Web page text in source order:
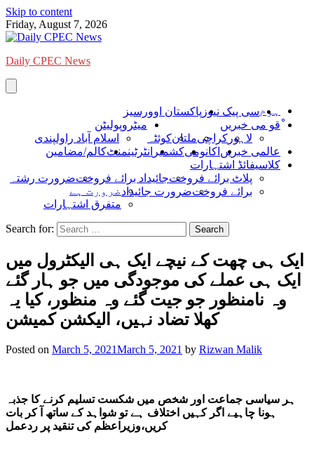
Skip to content
Friday, August 7, 2026
Daily CPEC News
ہومسی پیک نیوز پاکستان اوورسیز
ْقو می خبریں
لاہور کراچیملتانکوئٹہ
میٹروپولیٹن
اسلام آباد راولپندی
عالمی خبریں اکانومیکشمیر انٹرٹینمنٹکالم/مضامین
کلاسیفائڈ اشتہارات
پلاٹ برائے فروختجائیداد برائے فروختضرورت رشتہ
برائے فروختضرورت جائیدادضرورت ہے
متفرق اشتہارات
Search for:
ایک ہی چھت کے نیچے ایک ہی الیکٹرول میں
ایک ہی عملے کی موجودگی میں جو ہار گئے
وہ نامنظور جو جیت گئے وہ منظور، کیا یہ
کھلا تضاد نہیں، الیکشن کمیشن
Posted on March 5, 2021March 5, 2021 by Rizwan Malik
ہر سیاسی جماعت اور شخص میں شکست تسلیم کرنے کا جذبہ
ہونا چاہیے اگر کہیں اختلاف ہے تو شواہد کے ساتھ آ کر بات
کریں،وزیراعظم کی تنقید پر ردعمل